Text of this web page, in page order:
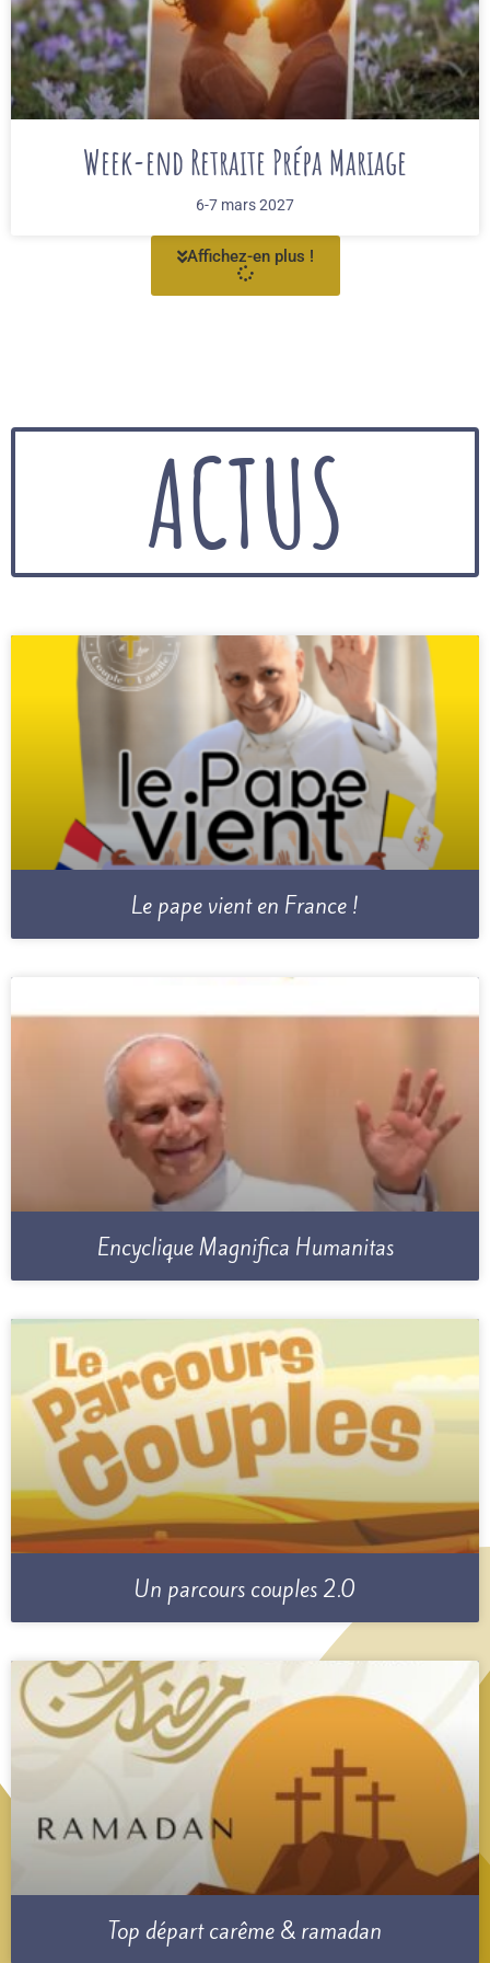
Week-end Retraite Prépa Mariage
6-7 mars 2027
Affichez-en plus !
Le pape vient en France !
Encyclique Magnifica Humanitas
Un parcours couples 2.0
Top départ carême & ramadan
ACTUS